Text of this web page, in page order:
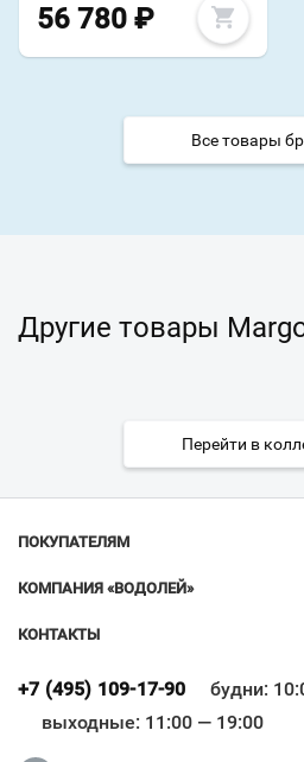
56 780 ₽
Все товары
Другие товары
Перейти в
ПОКУПАТЕЛЯМ
КОМПАНИЯ «ВОДОЛЕЙ»
КОНТАКТЫ
+7 (495) 109-17-90
будни:
выходные: 11:00 — 19:00
Всё верно